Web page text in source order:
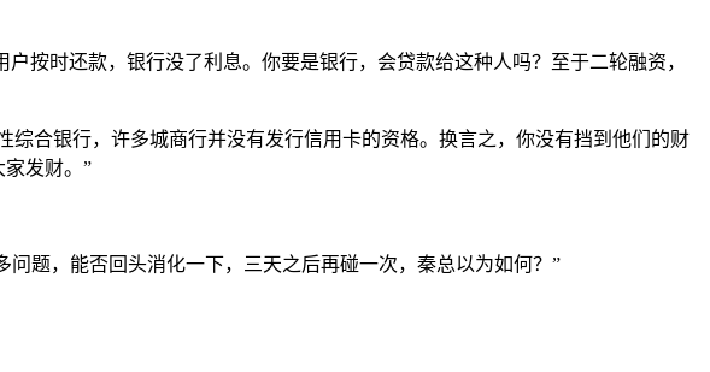
按时还款，银行没了利息。你要是银行，会贷款给这种人吗？至于二轮融资，
合银行，许多城商行并没有发行信用卡的资格。换言之，你没有挡到他们的财
发财。”
题，能否回头消化一下，三天之后再碰一次，秦总以为如何？”